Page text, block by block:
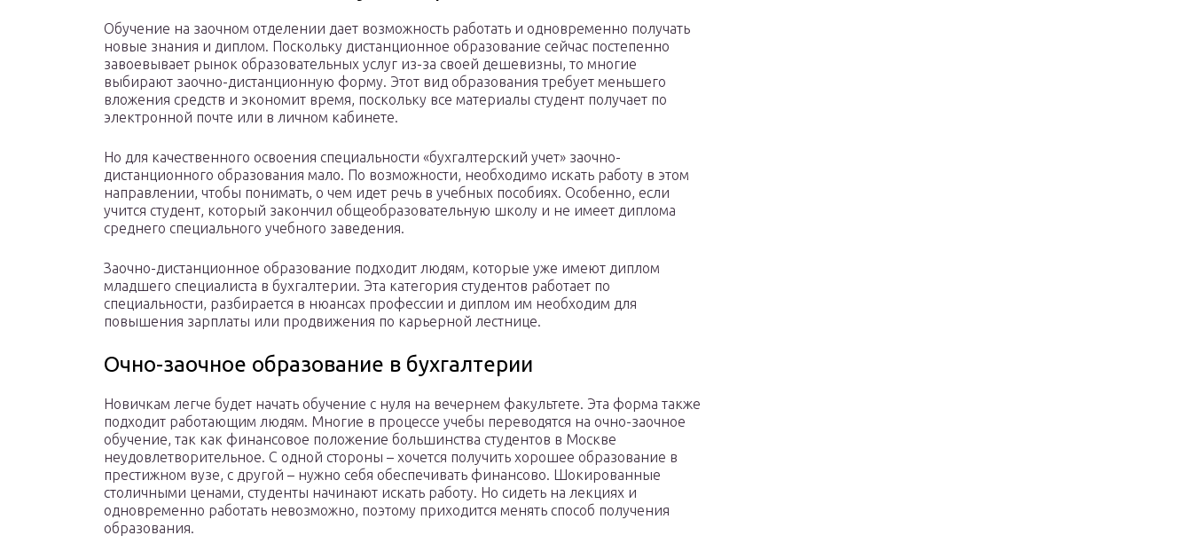
Обучение на заочном отделении дает возможность работать и одновременно получать
новые знания и диплом. Поскольку дистанционное образование сейчас постепенно
завоевывает рынок образовательных услуг из-за своей дешевизны, то многие
выбирают заочно-дистанционную форму. Этот вид образования требует меньшего
вложения средств и экономит время, поскольку все материалы студент получает по
электронной почте или в личном кабинете.
Но для качественного освоения специальности «бухгалтерский учет» заочно-
дистанционного образования мало. По возможности, необходимо искать работу в этом
направлении, чтобы понимать, о чем идет речь в учебных пособиях. Особенно, если
учится студент, который закончил общеобразовательную школу и не имеет диплома
среднего специального учебного заведения.
Заочно-дистанционное образование подходит людям, которые уже имеют диплом
младшего специалиста в бухгалтерии. Эта категория студентов работает по
специальности, разбирается в нюансах профессии и диплом им необходим для
повышения зарплаты или продвижения по карьерной лестнице.
Очно-заочное образование в бухгалтерии
Новичкам легче будет начать обучение с нуля на вечернем факультете. Эта форма также
подходит работающим людям. Многие в процессе учебы переводятся на очно-заочное
обучение, так как финансовое положение большинства студентов в Москве
неудовлетворительное. С одной стороны – хочется получить хорошее образование в
престижном вузе, с другой – нужно себя обеспечивать финансово. Шокированные
столичными ценами, студенты начинают искать работу. Но сидеть на лекциях и
одновременно работать невозможно, поэтому приходится менять способ получения
образования.